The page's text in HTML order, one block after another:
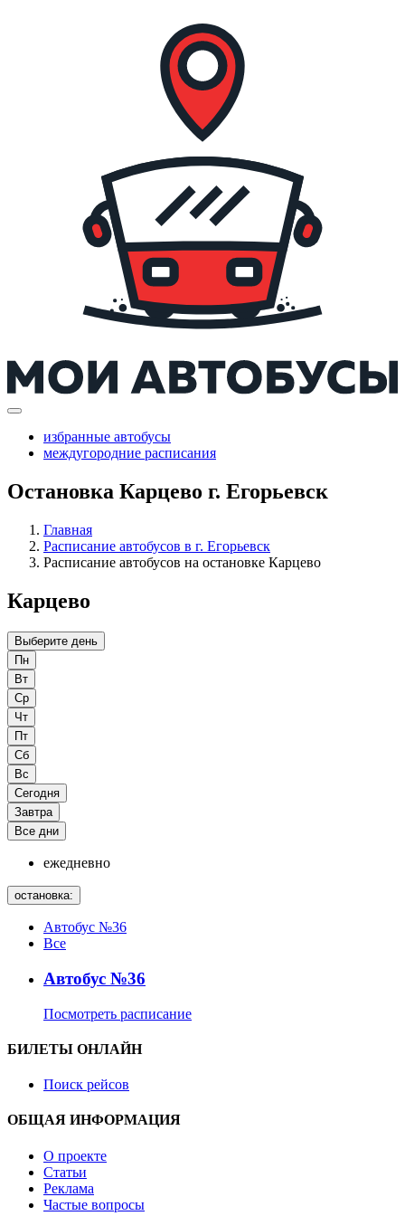
избранные автобусы
междугородние расписания
Остановка Карцево г. Егорьевск
Главная
Расписание автобусов в г. Егорьевск
Расписание автобусов на остановке Карцево
Карцево
Выберите день
Пн
Вт
Ср
Чт
Пт
Сб
Вс
Сегодня
Завтра
Все дни
ежедневно
остановка:
Автобус №36
Все
Автобус №36
Посмотреть расписание
БИЛЕТЫ ОНЛАЙН
Поиск рейсов
ОБЩАЯ ИНФОРМАЦИЯ
О проекте
Статьи
Реклама
Частые вопросы